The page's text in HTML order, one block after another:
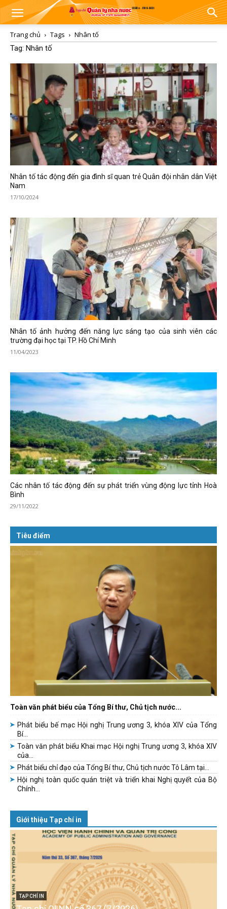
Trang chủ Tags
Nhân tố
Tag: Nhân tố
Nhân tố tác động đến gia đình sĩ quan trẻ Quân đội nhân dân Việt
Nam
17/10/2024
Nhân tố ảnh hưởng đến năng lực sáng tạo của sinh viên các
trường đại học tại TP. Hồ Chí Minh
11/04/2023
Các nhân tố tác động đến sự phát triển vùng động lực tỉnh Hoà
Bình
29/11/2022
Tiêu điểm
Toàn văn phát biểu của Tổng Bí thư, Chủ tịch nước...
Phát biểu bế mạc Hội nghị Trung ương 3, khóa XIV của Tổng
Bí...
Toàn văn phát biểu Khai mạc Hội nghị Trung ương 3, khóa XIV
của...
Phát biểu chỉ đạo của Tổng Bí thư, Chủ tịch nước Tô Lâm tại...
Hội nghị toàn quốc quán triệt và triển khai Nghị quyết của Bộ
Chính...
Giới thiệu Tạp chí in
TẠP CHÍ IN